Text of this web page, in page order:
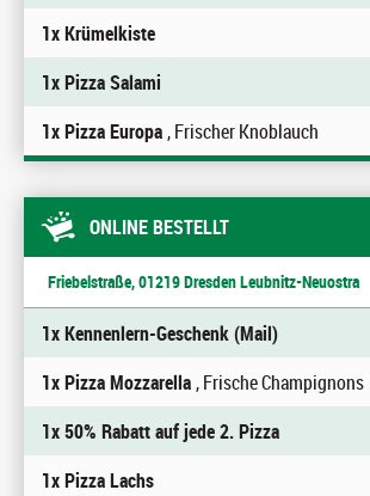
1x Krümelkiste
1x Pizza Salami
1x Pizza Europa, Frischer Knoblauch
ONLINE BESTELLT
Friebelstraße, 01219 Dresden Leubnitz-Neuostra
1x Kennenlern-Geschenk (Mail)
1x Pizza Mozzarella, Frische Champignons
1x 50% Rabatt auf jede 2. Pizza
1x Pizza Lachs